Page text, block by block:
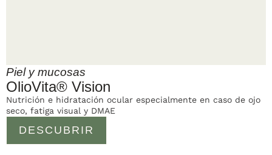
Piel y mucosas
OlioVita® Vision
DESCUBRIR
Nutrición e hidratación ocular especialmente en caso de ojo
seco, fatiga visual y DMAE